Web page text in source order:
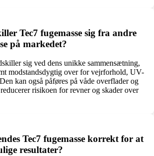
Tec7 fugemasse sig fra andre
på markedet?
sig ved dens unikke sammensætning,
modstandsdygtig over for vejrforhold, UV-
kan også påføres på våde overflader og
risikoen for revner og skader over
Tec7 fugemasse korrekt for at
resultater?